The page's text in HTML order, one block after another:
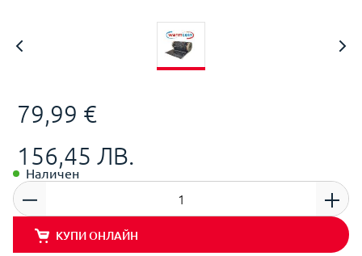
79,99 €
156,45 ЛВ.
Наличен
КУПИ ОНЛАЙН